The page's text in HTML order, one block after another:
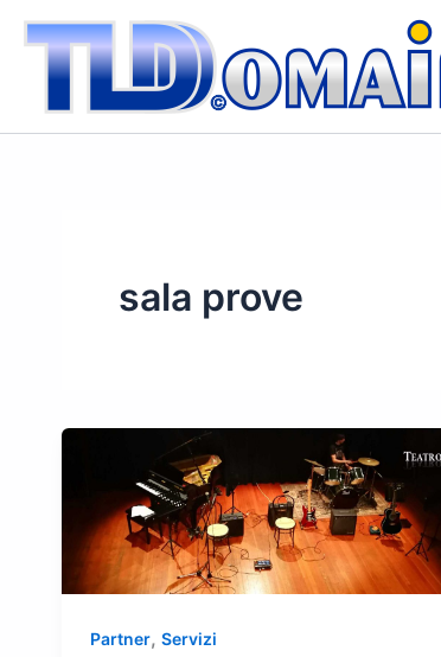
contenuto
sala prove
Partner, Servizi